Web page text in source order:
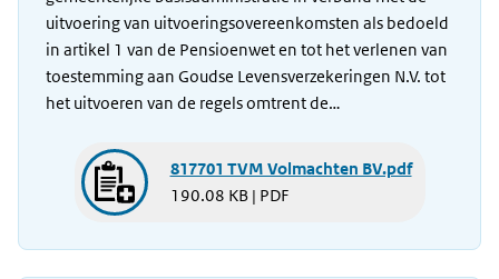
uitvoering van uitvoeringsovereenkomsten als bedoeld
in artikel 1 van de Pensioenwet en tot het verlenen van
toestemming aan Goudse Levensverzekeringen N.V. tot
het uitvoeren van de regels omtrent de…
817701 TVM Volmachten BV.pdf
190.08 KB | PDF